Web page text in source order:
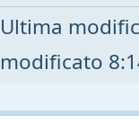
Ultima
modificato